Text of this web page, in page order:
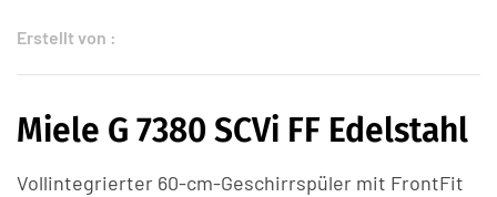
Erstellt von :
Miele G 7380 SCVi FF Edelstahl
Vollintegrierter 60-cm-Geschirrspüler mit FrontFit